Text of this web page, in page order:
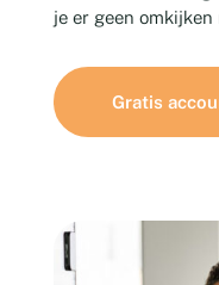
je er geen omkijken
Gratis